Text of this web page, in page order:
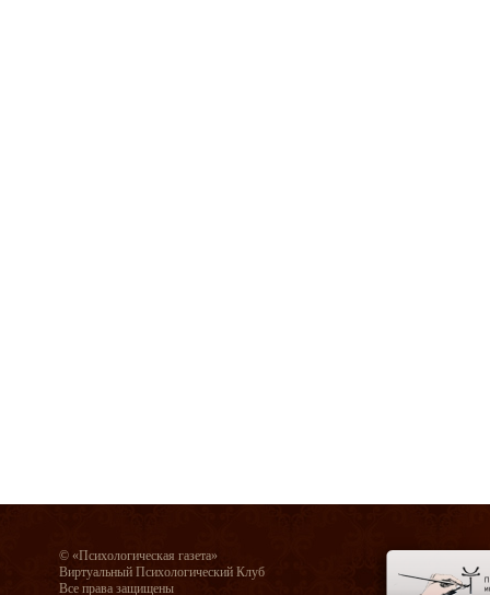
© «Психологическая газета»
Виртуальный Психологический Клуб
Все права защищены